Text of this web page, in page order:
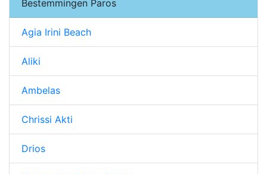
Bestemmingen Paros
Agia Irini Beach
Aliki
Ambelas
Chrissi Akti
Drios